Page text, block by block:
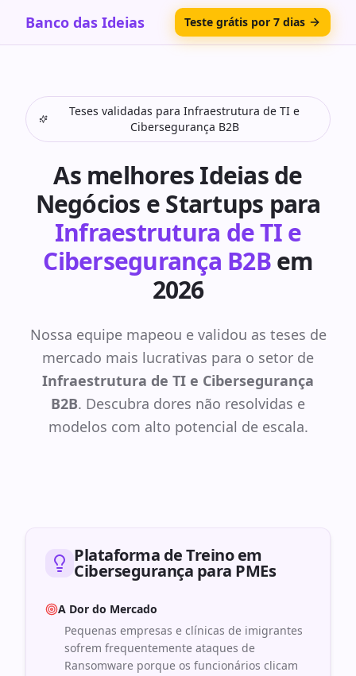
Banco das Ideias Teste grátis por 7 dias
Teses validadas paraInfraestrutura de TI e
Cibersegurança B2B
As melhores Ideias de
Negócios e Startups para
Infraestrutura de TI e
Cibersegurança B2Bem
2026
Nossa equipe mapeou e validou as teses de
mercado mais lucrativas para o setor de
Infraestrutura de TI e Cibersegurança
B2B. Descubra dores não resolvidas e
modelos com alto potencial de escala.
Plataforma de Treino em
Cibersegurança para PMEs
A Dor do Mercado
Pequenas empresas e clínicas de imigrantes
sofrem frequentemente ataques de
Ransomware porque os funcionários clicam